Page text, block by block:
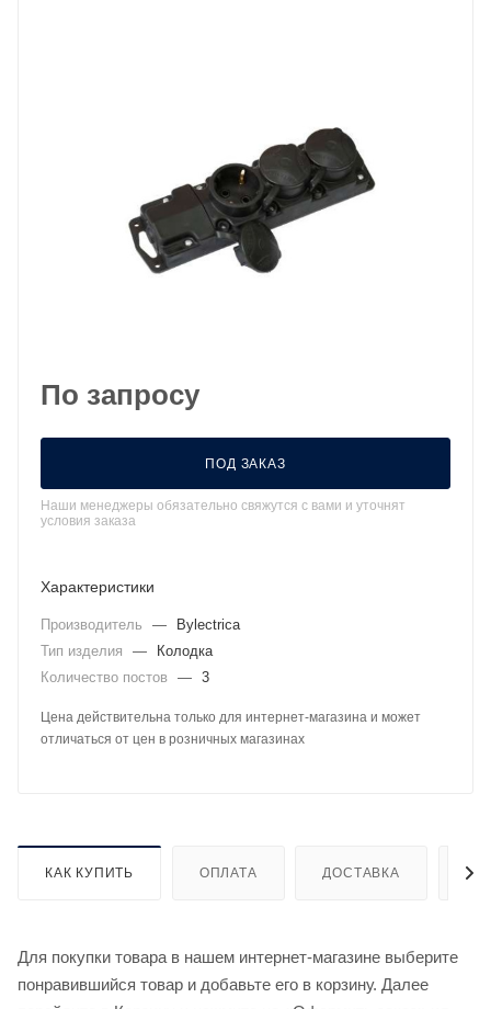
По запросу
ПОД ЗАКАЗ
Наши менеджеры обязательно свяжутся с вами и уточнят
условия заказа
Характеристики
Производитель —
Bylectrica
Тип изделия
—
Колодка
Количество постов
— 3
Цена действительна только для интернет-магазина и может
отличаться от цен в розничных магазинах
КАК КУПИТЬ ОПЛАТА ДОСТАВКА
Для покупки товара в нашем интернет-магазине выберите
понравившийся товар и добавьте его в корзину. Далее